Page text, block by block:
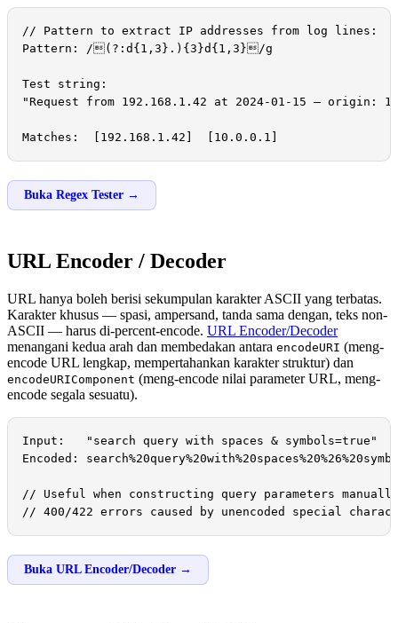
// Pattern to extract IP addresses from log lines:
Pattern: /(?:d{1,3}.){3}d{1,3}/g
Test string:
"Request from 192.168.1.42 at 2024-01-15 — origin:
Matches:  [192.168.1.42]  [10.0.0.1]
Buka Regex Tester →
URL Encoder / Decoder
URL hanya boleh berisi sekumpulan karakter ASCII yang terbatas.
Karakter khusus — spasi, ampersand, tanda sama dengan, teks non-
ASCII — harus di-percent-encode. URL Encoder/Decoder
menangani kedua arah dan membedakan antara encodeURI (meng-
encode URL lengkap, mempertahankan karakter struktur) dan
encodeURIComponent (meng-encode nilai parameter URL, meng-
encode segala sesuatu).
Input:   "search query with spaces & symbols=true"
Encoded:
// Useful when constructing query parameters
// 400/422 errors caused by unencoded special
Buka URL Encoder/Decoder →